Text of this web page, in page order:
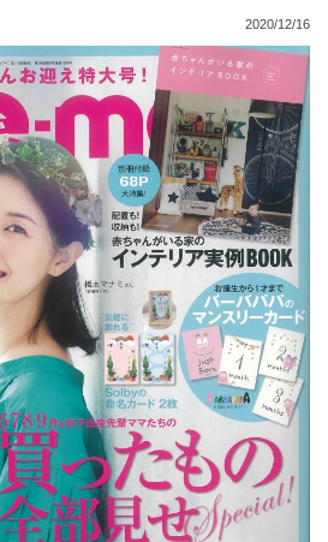
2020/12/16